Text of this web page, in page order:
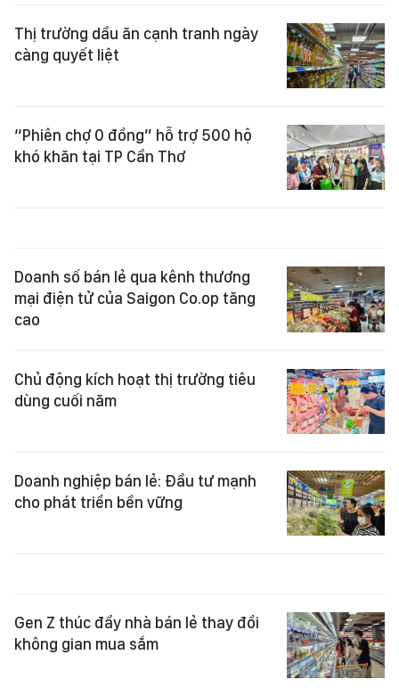
Thị trường dầu ăn cạnh tranh ngày
càng quyết liệt
“Phiên chợ 0 đồng” hỗ trợ 500 hộ
khó khăn tại TP Cần Thơ
Doanh số bán lẻ qua kênh thương
mại điện tử của Saigon Co.op tăng
cao
Chủ động kích hoạt thị trường tiêu
dùng cuối năm
Doanh nghiệp bán lẻ: Đầu tư mạnh
cho phát triển bền vững
Gen Z thúc đẩy nhà bán lẻ thay đổi
không gian mua sắm